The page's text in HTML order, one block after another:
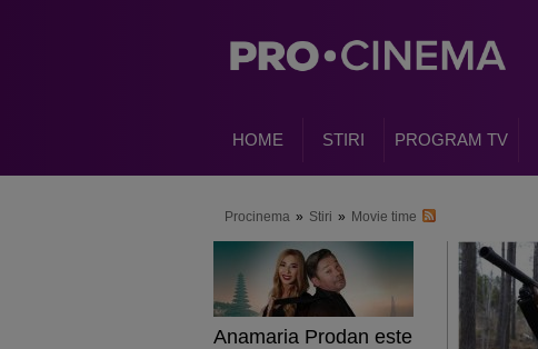
HOME STIRI PROGRAM TV
Procinema » Stiri » Movie time
Anamaria Prodan este